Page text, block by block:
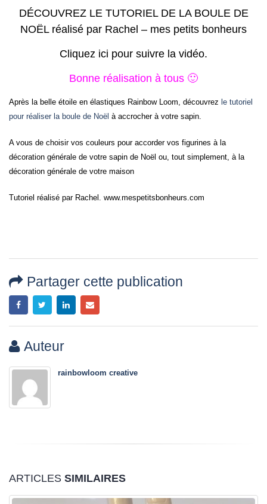
DÉCOUVREZ LE TUTORIEL DE LA BOULE DE
NOËL réalisé par Rachel – mes petits bonheurs
Cliquez ici pour suivre la vidéo.
Bonne réalisation à tous 🙂
Après la belle étoile en élastiques Rainbow Loom, découvrez le tutoriel
pour réaliser la boule de Noël à accrocher à votre sapin.
A vous de choisir vos couleurs pour accorder vos figurines à la
décoration générale de votre sapin de Noël ou, tout simplement, à la
décoration générale de votre maison
Tutoriel réalisé par Rachel. www.mespetitsbonheurs.com
Partager cette publication
Auteur
rainbowloom creative
ARTICLES SIMILAIRES